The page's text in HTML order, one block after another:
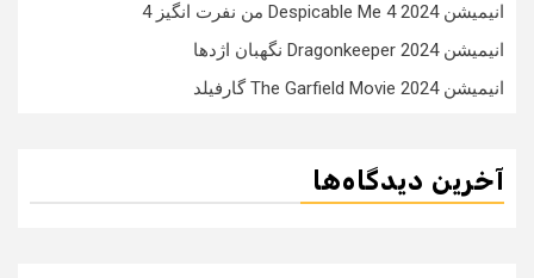
انیمیشن Despicable Me 4 2024 من نفرت انگیز 4
انیمیشن Dragonkeeper 2024 نگهبان اژدها
انیمیشن The Garfield Movie 2024 گارفیلد
آخرین دیدگاه‌ها